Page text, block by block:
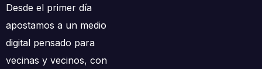
Desde el primer día
apostamos a un medio
digital pensado para
vecinas y vecinos, con